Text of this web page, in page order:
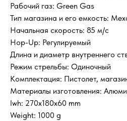
Рабочий газ: Green Gas
Тип магазина и его емкость:
Начальная скорость: 85 м/с
Hop-Up: Регулируемый
Длина и диаметр внутреннего
Режим стрельбы: Одиночный
Комплектация: Пистолет,
Материалы изготовления:
lwh: 270x180x60 mm
Weight: 1000 g